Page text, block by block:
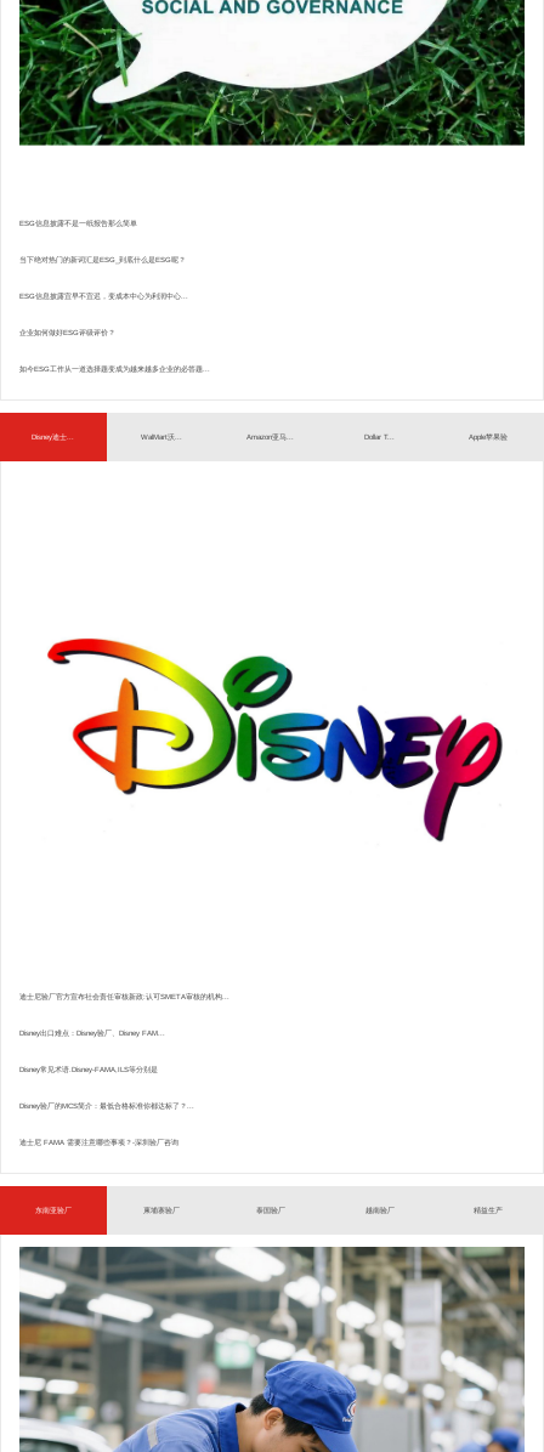
ESG信息披露不是一纸报告那么简单
当下绝对热门的新词汇是ESG_到底什么是ESG呢？
ESG信息披露宜早不宜迟，变成本中心为利润中心...
企业如何做好ESG评级评价？
如今ESG工作从一道选择题变成为越来越多企业的必答题...
Disney迪士... WalMart沃... Amazon亚马... Dollar T... Apple苹果验
迪士尼验厂官方宣布社会责任审核新政:认可SMETA审核的机构...
Disney出口难点：Disney验厂、Disney FAM...
Disney常见术语.Disney-FAMA,ILS等分别是
Disney验厂的MCS简介：最低合格标准你都达标了？...
迪士尼 FAMA 需要注意哪些事项？-深圳验厂咨询
东南亚验厂 柬埔寨验厂 泰国验厂 越南验厂 精益生产